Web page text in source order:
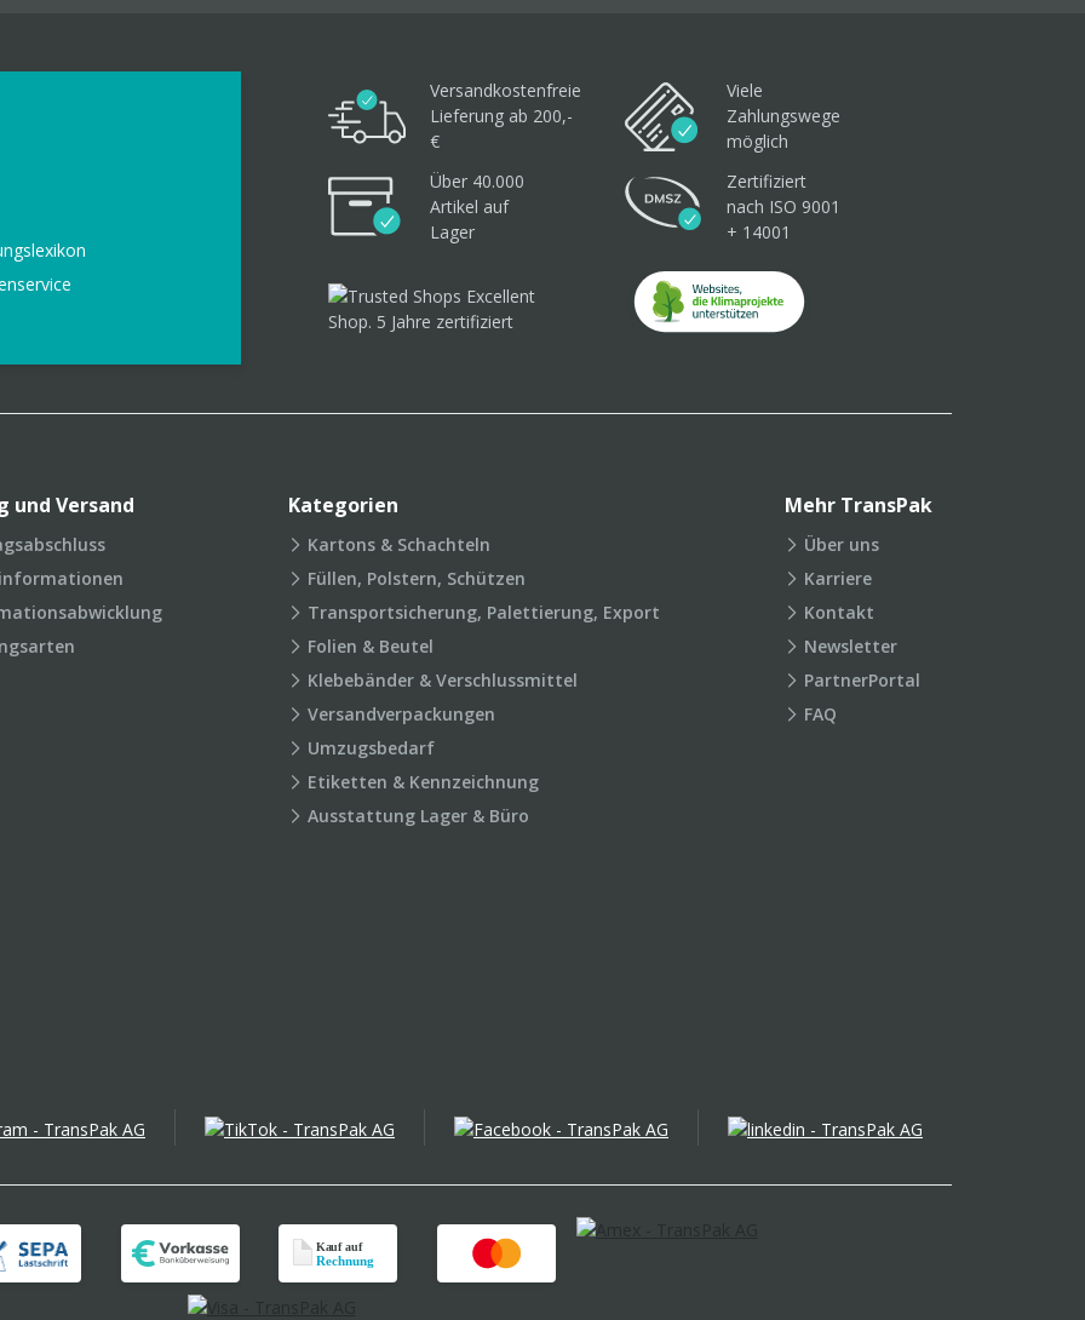
Versandkostenfreie
Lieferung ab 200,-
€
Viele
Zahlungswege
möglich
Über 40.000
Artikel auf
Lager
Zertifiziert
nach ISO 9001
+ 14001
und Versand Kategorien
Kartons & Schachteln
Füllen, Polstern, Schützen
Transportsicherung, Palettierung, Export
Folien & Beutel
Klebebänder & Verschlussmittel
Versandverpackungen
Umzugsbedarf
Etiketten & Kennzeichnung
Ausstattung Lager & Büro
Mehr TransPak
Über uns
Karriere
Kontakt
Newsletter
PartnerPortal
FAQ